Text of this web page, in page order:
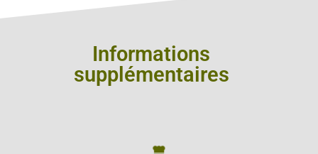
Informations
supplémentaires